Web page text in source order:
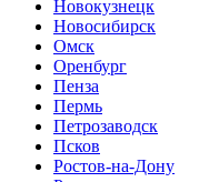
Новокузнецк
Новосибирск
Омск
Оренбург
Пенза
Пермь
Петрозаводск
Псков
Ростов-на-Дону